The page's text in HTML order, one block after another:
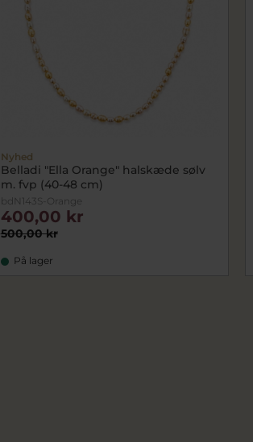
Nyhed
Belladi "Ella Orange" halskæde sølv
m. fvp (40-48 cm)
bdN143S-Orange
500,00 kr
400,00 kr
På lager